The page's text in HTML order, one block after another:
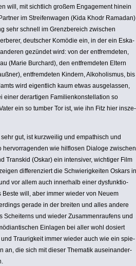
will, mit sichtlich großem Enga­ge­ment hinein
im Strei­fen­wagen (Kida Khodr Ramadan)
sehr schnell im Grenz­be­reich zwischen
deutscher Komödie ein, in der ein Eska­
gezündet wird: von der entfrem­deten,
(Marie Burchard), den entfrem­deten Eltern
entfrem­deten Kindern, Alko­ho­lismus, bis
wird eigent­lich kaum etwas ausge­lassen,
einer derar­tigen Fami­li­en­kon­stel­la­tion so
ein so tumber Tor ist, wie ihn Fitz hier insze­
gut, ist kurz­weilig und empa­thisch und
hervor­ra­genden wie hilflosen Dialoge zwischen
Transkid (Oskar) ein inten­siver, wichtiger Film
diffe­ren­ziert die Schwie­rig­keiten Oskars in
vor allem auch innerhalb einer dysfunk­tio­
will, aber immer wieder von Neuem
gerade in der breiten und alles andere
Schei­terns und wieder Zusam­men­rau­fens und
Einlagen bei aller wohl dosiert
Trau­rig­keit immer wieder auch wie ein spie­
an, die sich mit dieser Thematik ausein­an­der­